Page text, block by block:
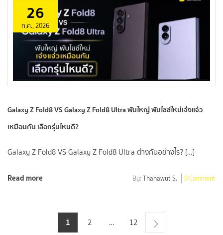
26
ก.ค., 2026
Galaxy Z Fold8 VS Galaxy Z Fold8 Ultra พับใหญ่ พับไซซ์ใหม่เจ๋งแจ๋ว
เหมือนกัน เลือกรุ่นไหนดี?
Galaxy Z Fold8 VS Galaxy Z Fold8 Ultra ต่างกันอย่างไร? […]
Read more By:Thanawut S. 0 Comment
1 2 … 12